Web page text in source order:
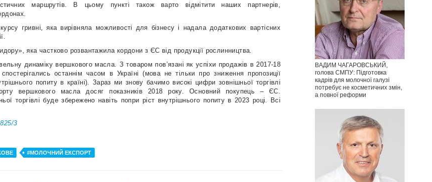
маршрутів. В цьому пункті також варто відмітити наших партнерів,
гривні, яка вирівняла можливості для бізнесу і надала додаткових вартісних
, яка частково розвантажила кордони з ЄС від продукції рослинництва.
динаміку вершкового масла . З товаром пов’язані як успіхи продажів в 2017-18
останнім часом в Україні (мова не тільки про зниження пропозиції
попиту в країні). Зараз ми знову бачимо високі цифри зовнішньої торгівлі
вершкового масла досяг показників 2018 року. Основний покупець – ЄС.
торгівлі буде збережено навіть попри ріст внутрішнього попиту в 2023 році. Всі
3
#МОЛОЧНИЙ ЕКСПОРТ
ВАДИМ ЧАГАРОВСЬКИЙ,
голова СМПУ: Підготовка
кадрів для молочної галузі
потребує не косметичних змін,
а повної реформи